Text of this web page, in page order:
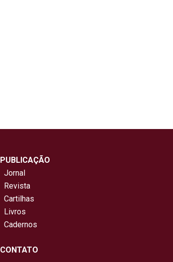
PUBLICAÇÃO
Jornal
Revista
Cartilhas
Livros
Cadernos
CONTATO